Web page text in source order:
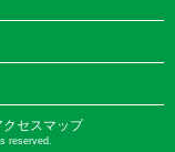
クセスマップ
reserved.